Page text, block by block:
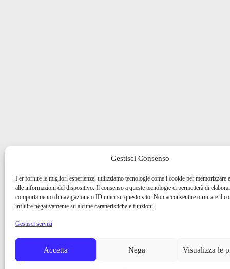
Gestisci Consenso
Per fornire le migliori esperienze, utilizziamo tecnologie come i cookie per memorizzare
alle informazioni del dispositivo. Il consenso a queste tecnologie ci permetterà di
comportamento di navigazione o ID unici su questo sito. Non acconsentire o ritirare il
influire negativamente su alcune caratteristiche e funzioni.
Gestisci servizi
Accetta Nega Visualizza le